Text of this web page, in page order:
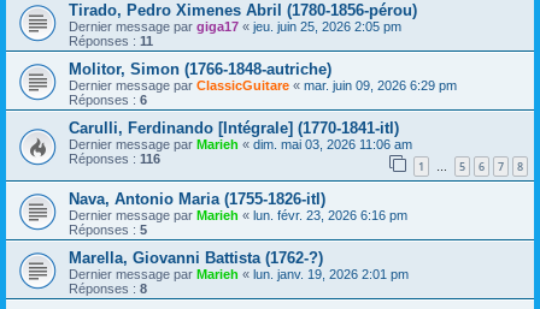
Tirado, Pedro Ximenes Abril (1780-1856-pérou)
Dernier message par giga17 « jeu. juin 25, 2026 2:05 pm
Réponses : 11
Molitor, Simon (1766-1848-autriche)
Dernier message par ClassicGuitare « mar. juin 09, 2026 6:29 pm
Réponses : 6
Carulli, Ferdinando [Intégrale] (1770-1841-itl)
Dernier message par Marieh « dim. mai 03, 2026 11:06 am
Réponses : 116 1 … 5 6 7 8
Nava, Antonio Maria (1755-1826-itl)
Dernier message par Marieh « lun. févr. 23, 2026 6:16 pm
Réponses : 5
Marella, Giovanni Battista (1762-?)
Dernier message par Marieh « lun. janv. 19, 2026 2:01 pm
Réponses : 8